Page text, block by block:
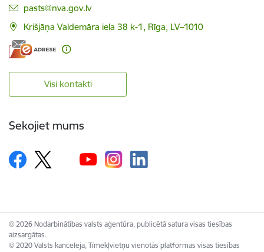
E-pasts:
pasts@nva.gov.lv
Krišjāņa Valdemāra iela 38 k-1, Rīga, LV–1010
Visi kontakti
Sekojiet mums
© 2026 Nodarbinātības valsts aģentūra, publicētā satura visas tiesības
aizsargātas.
© 2020 Valsts kanceleja, Tīmekļvietņu vienotās platformas visas tiesības